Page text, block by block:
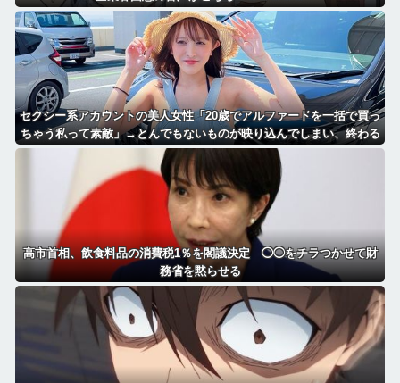
セクシー系アカウントの美人女性「20歳でアルファードを一括で買っ
ちゃう私って素敵」→とんでもないものが映り込んでしまい、終わる
高市首相、飲食料品の消費税1％を閣議決定 ◯◯をチラつかせて財
務省を黙らせる